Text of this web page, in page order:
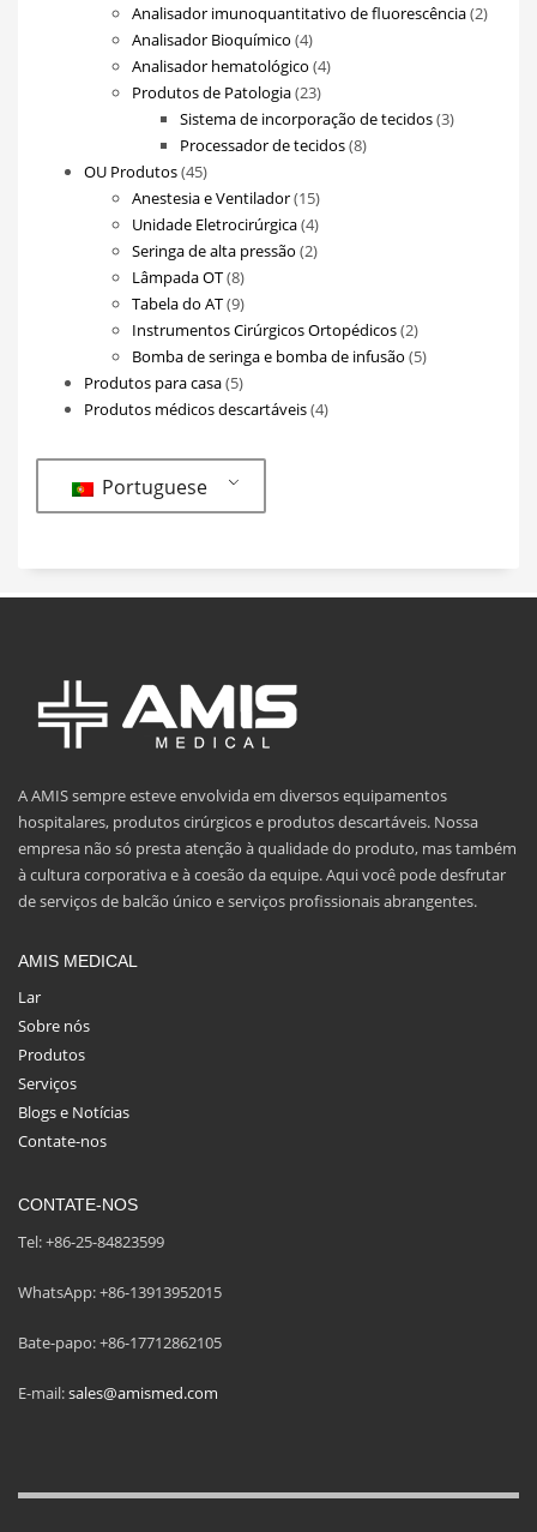
produtos
Analisador imunoquantitativo de fluorescência 22
Analisador Bioquímico 44
produtos
Analisador hematológico 44
Produtos de Patologia 2323
produtos
Sistema de incorporação de tecidos 33
Processador de tecidos 88
OU Produtos 4545
produtos
Anestesia e Ventilador 1515
produtos
Unidade Eletrocirúrgica 44
produtos
Seringa de alta pressão 22
Lâmpada OT 88
produtos
Tabela do AT 99
produtos
Instrumentos Cirúrgicos Ortopédicos 22
produtos
Bomba de seringa e bomba de infusão 55
Produtos para casa 55
produtos
Produtos médicos descartáveis 44
Portuguese
A AMIS sempre esteve envolvida em diversos equipamentos
hospitalares, produtos cirúrgicos e produtos descartáveis. Nossa
empresa não só presta atenção à qualidade do produto, mas também
à cultura corporativa e à coesão da equipe. Aqui você pode desfrutar
de serviços de balcão único e serviços profissionais abrangentes.
AMIS MEDICAL
Lar
Sobre nós
Produtos
Serviços
Blogs e Notícias
Contate-nos
CONTATE-NOS
Tel: +86-25-84823599
WhatsApp: +86-13913952015
Bate-papo: +86-17712862105
E-mail:sales@amismed.com